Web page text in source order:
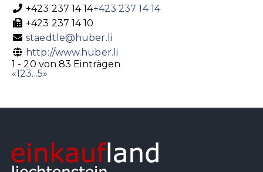
+423 237 14 14+423 237 14 14
+423 237 14 10
staedtle@huber.li
http://www.huber.li
1 - 20 von 83 Einträgen
«123...5»